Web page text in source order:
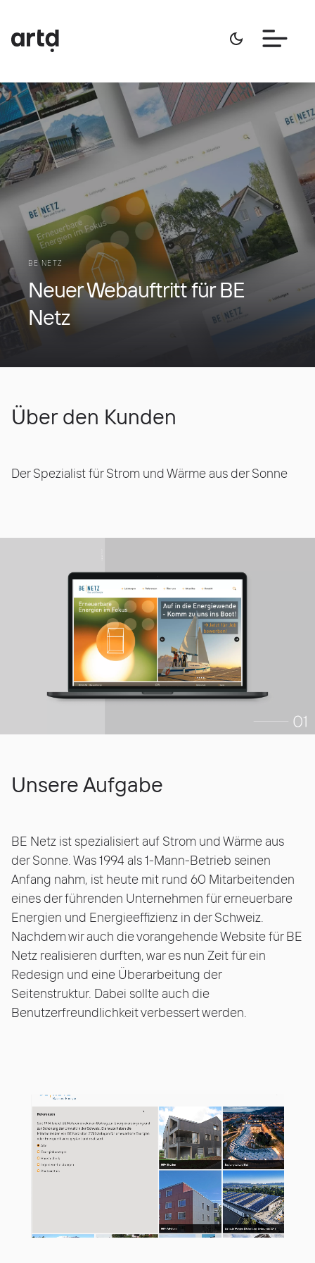
BE NETZ
Neuer Webauftritt für BE
Netz
Über den Kunden
Der Spezialist für Strom und Wärme aus der Sonne
Unsere Aufgabe
BE Netz ist spezialisiert auf Strom und Wärme aus
der Sonne. Was 1994 als 1-Mann-Betrieb seinen
Anfang nahm, ist heute mit rund 60 Mitarbeitenden
eines der führenden Unternehmen für erneuerbare
Energien und Energieeffizienz in der Schweiz.
Nachdem wir auch die vorangehende Website für BE
Netz realisieren durften, war es nun Zeit für ein
Redesign und eine Überarbeitung der
Seitenstruktur. Dabei sollte auch die
Benutzerfreundlichkeit verbessert werden.